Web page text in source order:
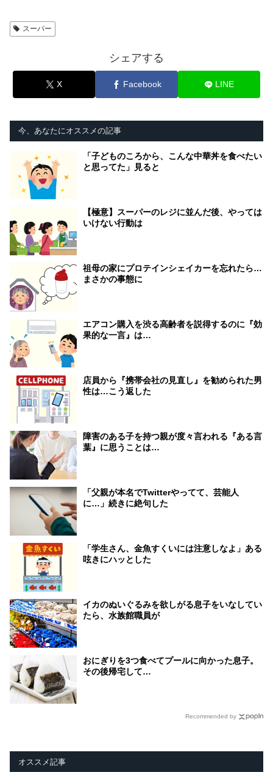
スーパー
シェアする
X Facebook LINE
今、あなたにオススメの記事
「子どものころから、こんな中華丼を食べたい
と思ってた」見ると
【極意】スーパーのレジに並んだ後、やっては
いけない行動は
祖母の家にプロテインシェイカーを忘れたら…
まさかの事態に
エアコン購入を渋る高齢者を説得するのに『効
果的な一言』は…
店員から『携帯会社の見直し』を勧められた男
性は…こう返した
障害のある子を持つ親が度々言われる『ある言
葉』に思うことは…
「父親が本名でTwitterやってて、芸能人
に…」続きに絶句した
「学生さん、金魚すくいには注意しなよ」ある
呟きにハッとした
イカのぬいぐるみを欲しがる息子をいなしてい
たら、水族館職員が
おにぎりを3つ食べてプールに向かった息子。
その後帰宅して…
Recommended by
オススメ記事